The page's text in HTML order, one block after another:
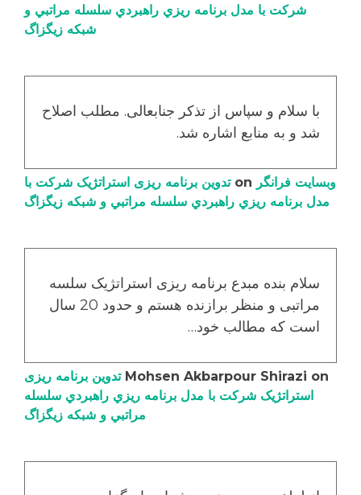
شرکت با مدل برنامه ریزي راهبردي سلسله مراتبي و
شبکه زیگزاگ
با سلام و سپاس از تذکر جنابعالی. مطلب اصلاح
شد و به منابع اشاره شد.
وبسایت فرانگر
تدوین برنامه ریزی استراتژیک شرکت با
مدل برنامه ریزي راهبردي سلسله مراتبي و شبکه زیگزاگ
سلام بنده مبدع برنامه ریزی استراتژیک سلسه
مراتبی و منظر برازنده هستم و حدود 20 سال
است که مطالب خود…
Mohsen Akbarpour Shirazi on
تدوین برنامه ریزی
استراتژیک شرکت با مدل برنامه ریزي راهبردي سلسله
مراتبي و شبکه زیگزاگ